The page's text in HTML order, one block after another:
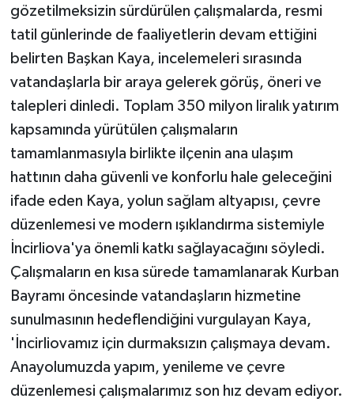
gözetilmeksizin sürdürülen çalışmalarda, resmi
tatil günlerinde de faaliyetlerin devam ettiğini
belirten Başkan Kaya, incelemeleri sırasında
vatandaşlarla bir araya gelerek görüş, öneri ve
talepleri dinledi. Toplam 350 milyon liralık yatırım
kapsamında yürütülen çalışmaların
tamamlanmasıyla birlikte ilçenin ana ulaşım
hattının daha güvenli ve konforlu hale geleceğini
ifade eden Kaya, yolun sağlam altyapısı, çevre
düzenlemesi ve modern ışıklandırma sistemiyle
İncirliova'ya önemli katkı sağlayacağını söyledi.
Çalışmaların en kısa sürede tamamlanarak Kurban
Bayramı öncesinde vatandaşların hizmetine
sunulmasının hedeflendiğini vurgulayan Kaya,
'İncirliovamız için durmaksızın çalışmaya devam.
Anayolumuzda yapım, yenileme ve çevre
düzenlemesi çalışmalarımız son hız devam ediyor.